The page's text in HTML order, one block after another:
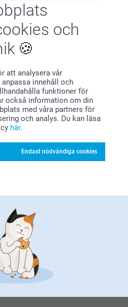
och
att analysera vår
innehåll och
funktioner för
också information om din
med våra partners för
och analys. Du kan läsa
här.
Endast nödvändiga cookies
alla dina köp
inspiration?
kundservice